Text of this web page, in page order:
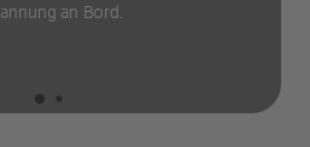
an Bord.